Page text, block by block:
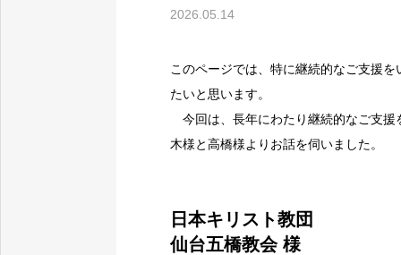
2026.05.14
このページでは、特に継続的なご支援
たいと思います。
今回は、長年にわたり継続的なご支援
木様と高橋様よりお話を伺いました。
日本キリスト教団
仙台五橋教会 様